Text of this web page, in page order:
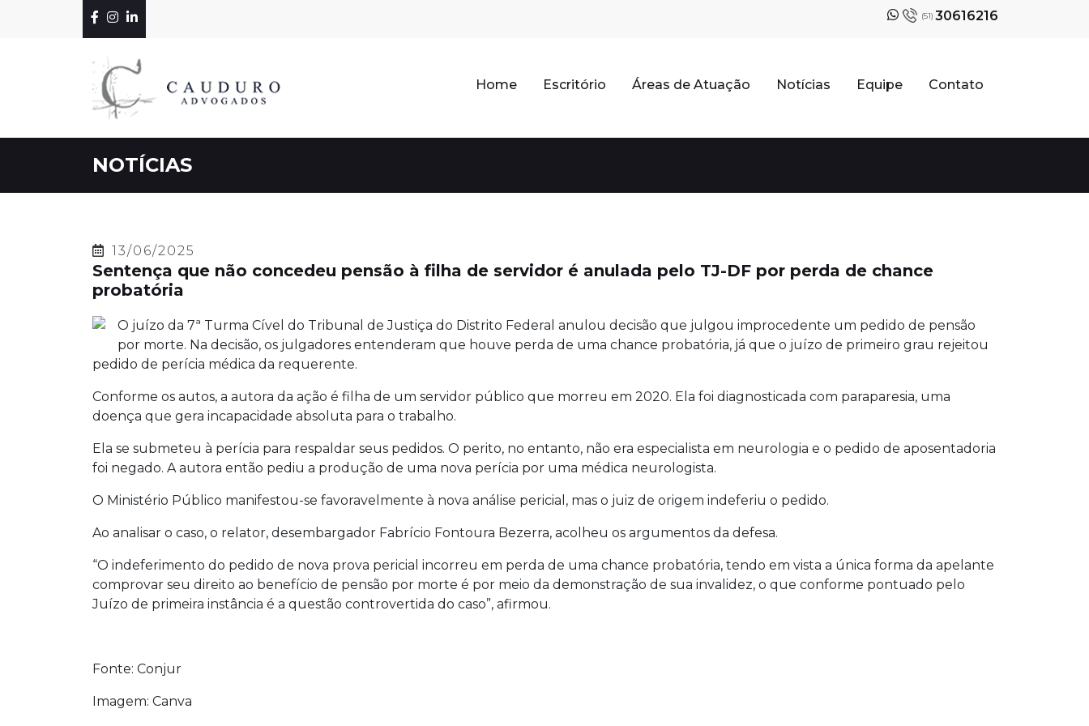
(51) 30616216
Home Escritório Áreas de Atuação Notícias Equipe Contato
NOTÍCIAS
13/06/2025
Sentença que não concedeu pensão à filha de servidor é anulada pelo TJ-DF por perda de chance
probatória
O juízo da 7ª Turma Cível do Tribunal de Justiça do Distrito Federal anulou decisão que julgou improcedente um pedido de pensão
por morte. Na decisão, os julgadores entenderam que houve perda de uma chance probatória, já que o juízo de primeiro grau rejeitou
pedido de perícia médica da requerente.
Conforme os autos, a autora da ação é filha de um servidor público que morreu em 2020. Ela foi diagnosticada com paraparesia, uma
doença que gera incapacidade absoluta para o trabalho.
Ela se submeteu à perícia para respaldar seus pedidos. O perito, no entanto, não era especialista em neurologia e o pedido de aposentadoria
foi negado. A autora então pediu a produção de uma nova perícia por uma médica neurologista.
O Ministério Público manifestou-se favoravelmente à nova análise pericial, mas o juiz de origem indeferiu o pedido.
Ao analisar o caso, o relator, desembargador Fabrício Fontoura Bezerra, acolheu os argumentos da defesa.
“O indeferimento do pedido de nova prova pericial incorreu em perda de uma chance probatória, tendo em vista a única forma da apelante
comprovar seu direito ao benefício de pensão por morte é por meio da demonstração de sua invalidez, o que conforme pontuado pelo
Juízo de primeira instância é a questão controvertida do caso”, afirmou.
Fonte: Conjur
Imagem: Canva